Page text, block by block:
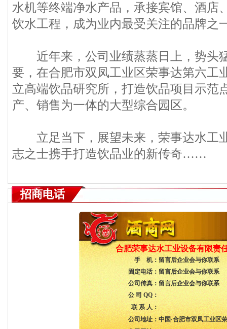
水机等终端净水产品，承接宾馆、酒店
饮水工程，成为业内最受关注的品牌之
近年来，公司业绩蒸蒸日上，势头
要，在合肥市双凤工业区荣事达第六工
立高端饮品研究所，打造饮品项目示范
产、销售为一体的大型综合园区。
立足当下，展望未来，荣事达水工
志之士携手打造饮品业的新传奇……
招商电话
合肥荣事达水工业设备有限责
手 机： 留言后企业会与你联系
固定电话： 留言后企业会与你联系
公司传真： 留言后企业会与你联系
公 司 QQ：
联 系 人：
公司地址：中国·合肥市双凤工业区